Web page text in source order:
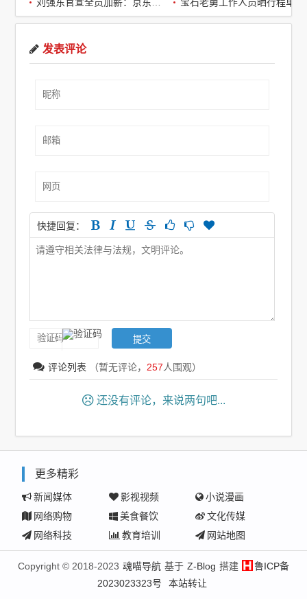
发表评论
快捷回复：
评论列表 （暂无评论， 257人围观）
还没有评论，来说两句吧...
更多精彩
新闻媒体 影视视频
小说漫画
网络购物
美食餐饮
文化传媒
网络科技
教育培训 网站地图
Copyright © 2018-2023 魂喵导航 基于 Z-Blog 搭建
鲁ICP备
2023023323号
本站转让